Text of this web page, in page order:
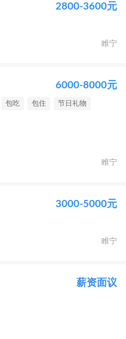
2800-3600元
睢宁
6000-8000元
包吃 包住 节日礼物
睢宁
3000-5000元
睢宁
薪资面议